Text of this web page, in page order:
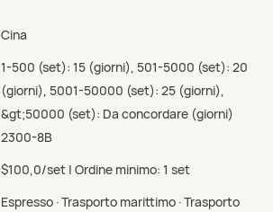
Cina
1-500 (set): 15 (giorni), 501-5000 (set): 20
(giorni), 5001-50000 (set): 25 (giorni),
&gt;50000 (set): Da concordare (giorni)
2300-8B
$100,0/set | Ordine minimo: 1 set
Espresso · Trasporto marittimo · Trasporto